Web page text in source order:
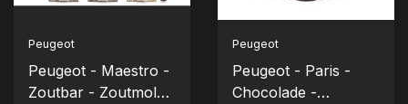
Peugeot
Peugeot - Maestro -
Zoutbar - Zoutmolen
Peugeot
Peugeot - Paris -
Chocolade -